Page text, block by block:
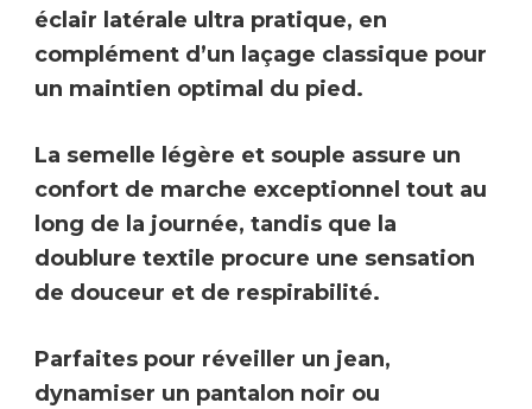
éclair latérale ultra pratique, en
complément d’un laçage classique pour
un maintien optimal du pied.
La semelle légère et souple assure un
confort de marche exceptionnel tout au
long de la journée, tandis que la
doublure textile procure une sensation
de douceur et de respirabilité.
Parfaites pour réveiller un jean,
dynamiser un pantalon noir ou